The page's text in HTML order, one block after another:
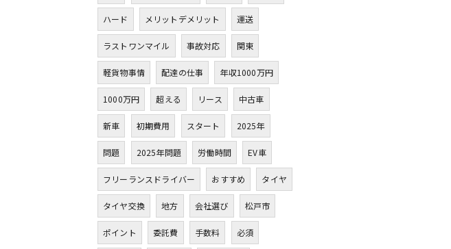
ハード メリットデメリット 運送
ラストワンマイル 事故対応 関東
軽貨物事情 配達の仕事 年収1000万円
1000万円 超える リース 中古車
新車 初期費用 スタート 2025年
問題 2025年問題 労働時間 EV車
フリーランスドライバー おすすめ タイヤ
タイヤ交換 地方 会社選び 松戸市
ポイント 委託費 手数料 必須